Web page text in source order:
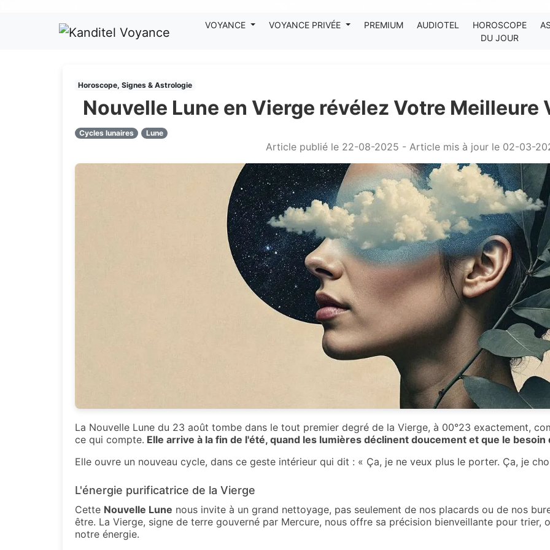
VOYANCE VOYANCE PRIVÉE PREMIUM AUDIOTEL
HOROSCOPE
DU JOUR
Horoscope, Signes & Astrologie
Nouvelle Lune en Vierge révélez Votre
Cycles lunaires Lune
Article publié le 22-08-2025 - Article mis à jour le 02-03-
La Nouvelle Lune du 23 août tombe dans le tout premier degré de la Vierge, à 00°23 exactement,
ce qui compte. Elle arrive à la fin de l'été, quand les lumières déclinent doucement et que le
Elle ouvre un nouveau cycle, dans ce geste intérieur qui dit : « Ça, je ne veux plus le porter. Ça, je
L'énergie purificatrice de la Vierge
Cette Nouvelle Lune nous invite à un grand nettoyage, pas seulement de nos placards ou de nos
être. La Vierge, signe de terre gouverné par Mercure, nous offre sa précision bienveillante pour trier,
notre énergie.